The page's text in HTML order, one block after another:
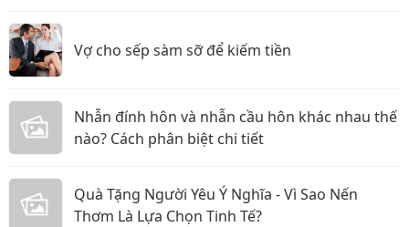
Vợ cho sếp sàm sỡ để kiếm tiền
Nhẫn đính hôn và nhẫn cầu hôn khác nhau thế
nào? Cách phân biệt chi tiết
Quà Tặng Người Yêu Ý Nghĩa - Vì Sao Nến
Thơm Là Lựa Chọn Tinh Tế?